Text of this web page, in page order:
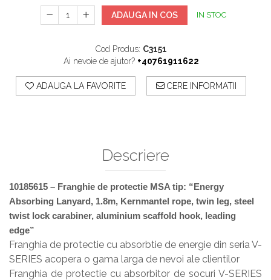
Sisteme De Avertizare
Stingatoare
Accesorii stingatoare, paturi si accesorii
ADAUGA IN COS IN STOC
Cod Produs: C3151
Ai nevoie de ajutor? +40761911622
ADAUGA LA FAVORITE CERE INFORMATII
Descriere
10185615 – Franghie de protectie MSA tip: “Energy
Absorbing Lanyard, 1.8m, Kernmantel rope, twin leg, steel
twist lock carabiner, aluminium scaffold hook, leading
edge”
Franghia de protectie cu absorbtie de energie din seria V-
SERIES acopera o gama larga de nevoi ale clientilor
Franghia de protectie cu absorbitor de socuri V-SERIES